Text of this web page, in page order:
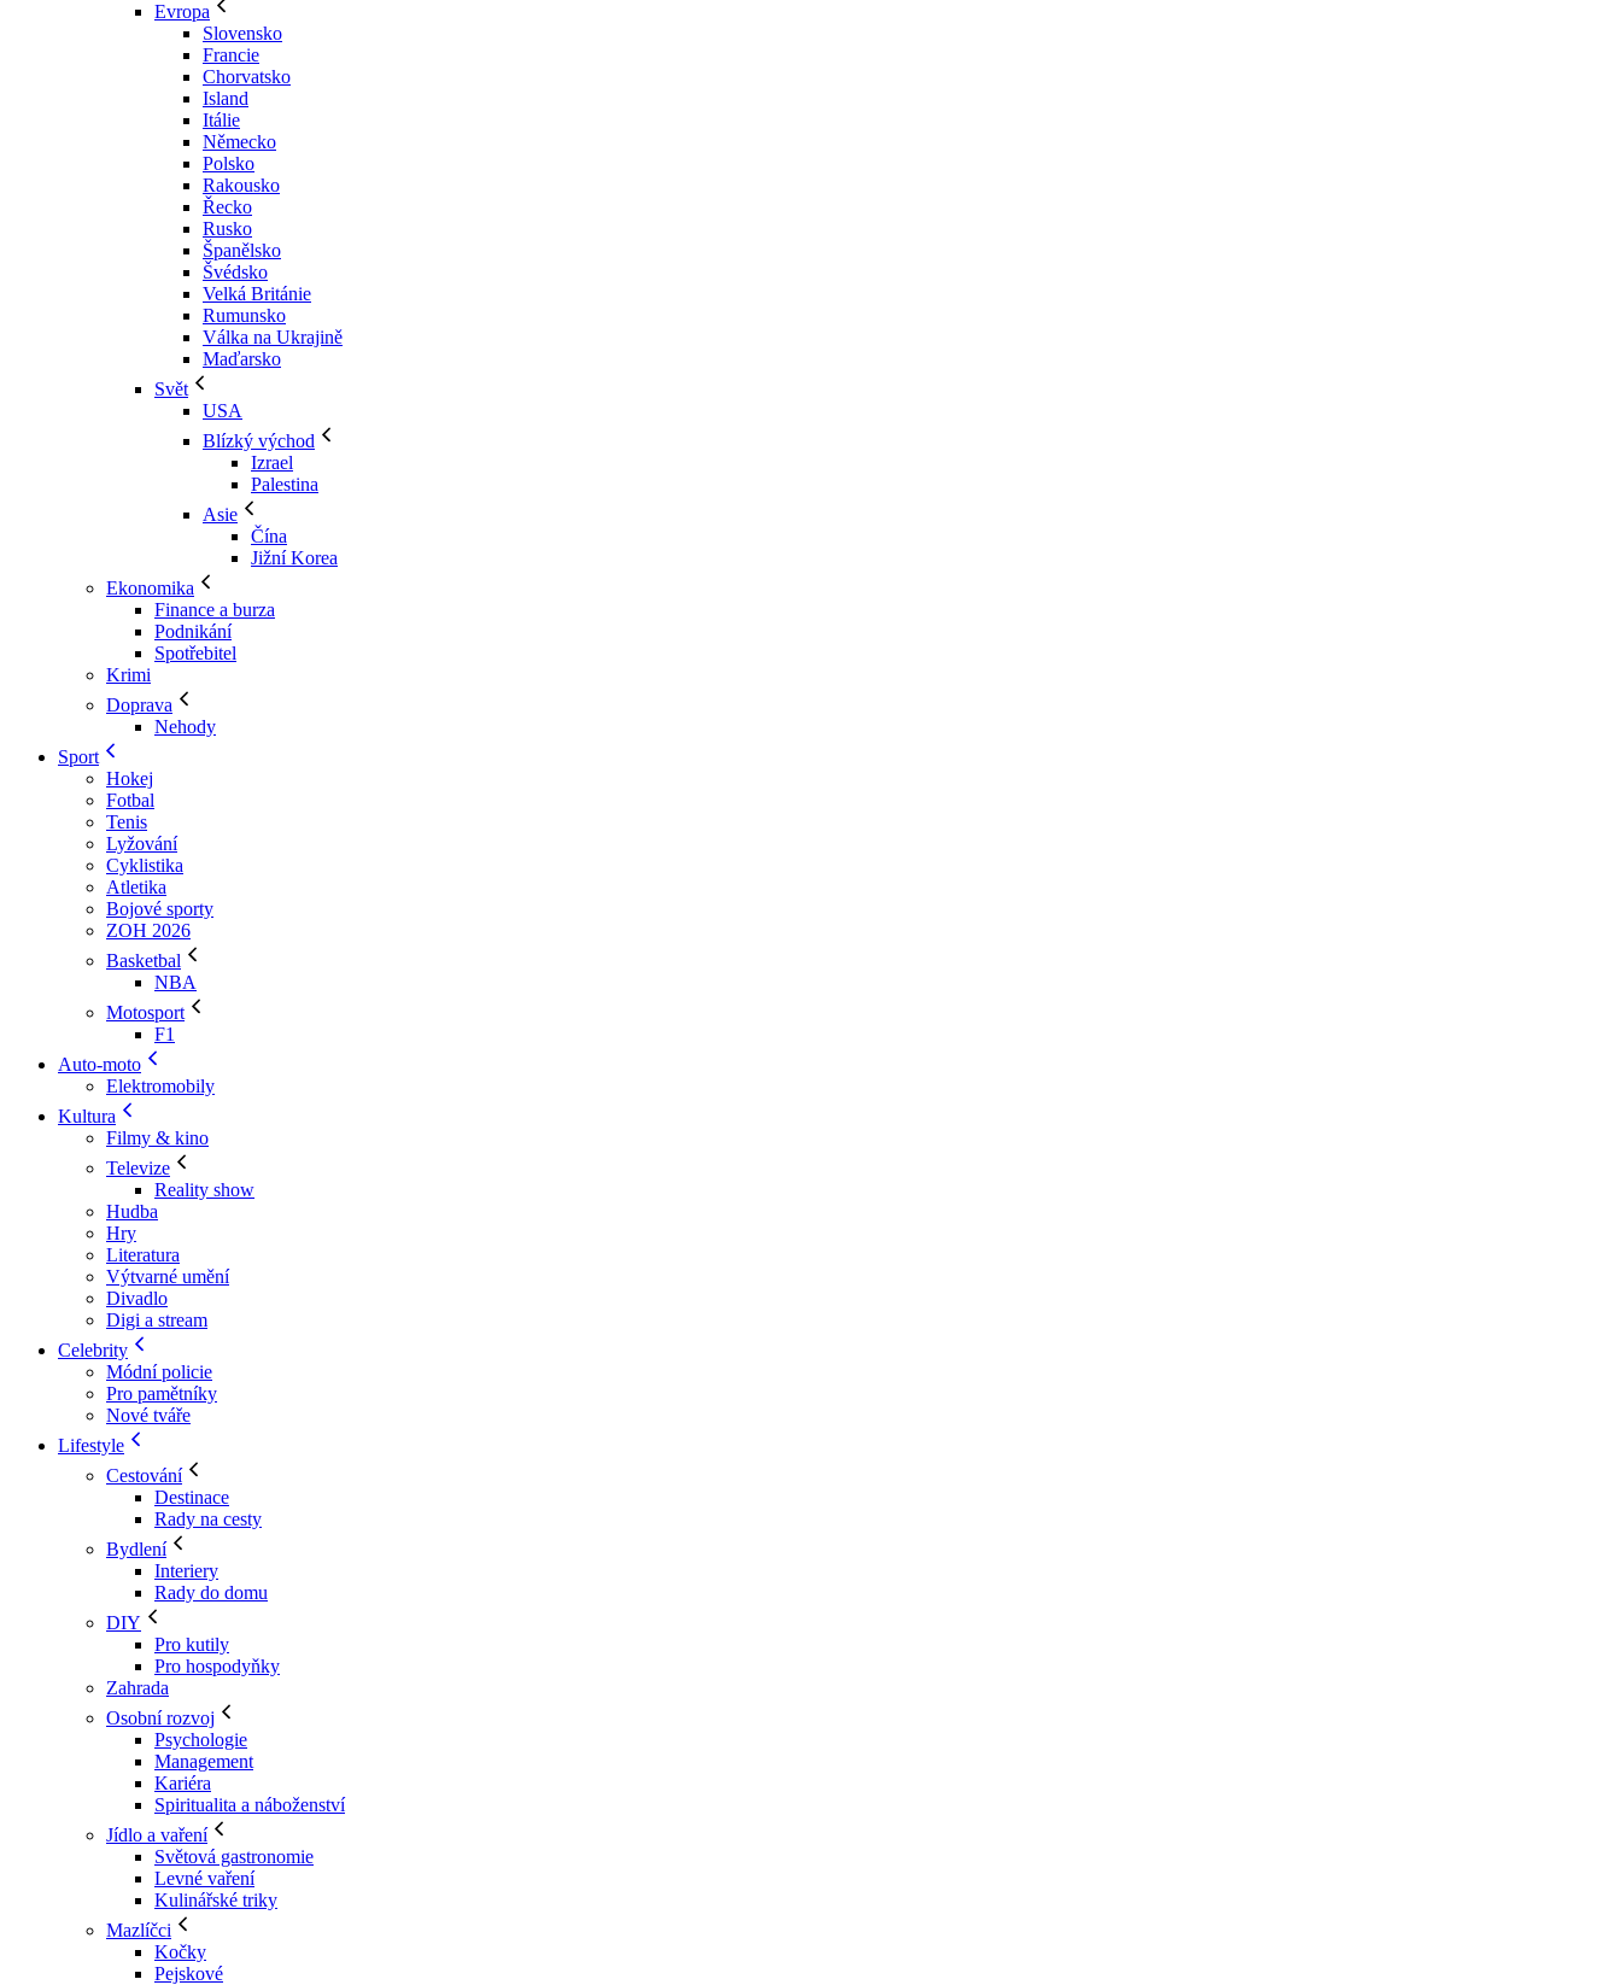
Evropa
Slovensko
Francie
Chorvatsko
Island
Itálie
Německo
Polsko
Rakousko
Řecko
Rusko
Španělsko
Švédsko
Velká Británie
Rumunsko
Válka na Ukrajině
Maďarsko
Svět
USA
Blízký východ
Izrael
Palestina
Asie
Čína
Jižní Korea
Ekonomika
Finance a burza
Podnikání
Spotřebitel
Krimi
Doprava
Nehody
Sport
Hokej
Fotbal
Tenis
Lyžování
Cyklistika
Atletika
Bojové sporty
ZOH 2026
Basketbal
NBA
Motosport
F1
Auto-moto
Elektromobily
Kultura
Filmy & kino
Televize
Reality show
Hudba
Hry
Literatura
Výtvarné umění
Divadlo
Digi a stream
Celebrity
Módní policie
Pro pamětníky
Nové tváře
Lifestyle
Cestování
Destinace
Rady na cesty
Bydlení
Interiery
Rady do domu
DIY
Pro kutily
Pro hospodyňky
Zahrada
Osobní rozvoj
Psychologie
Management
Kariéra
Spiritualita a náboženství
Jídlo a vaření
Světová gastronomie
Levné vaření
Kulinářské triky
Mazlíčci
Kočky
Pejskové